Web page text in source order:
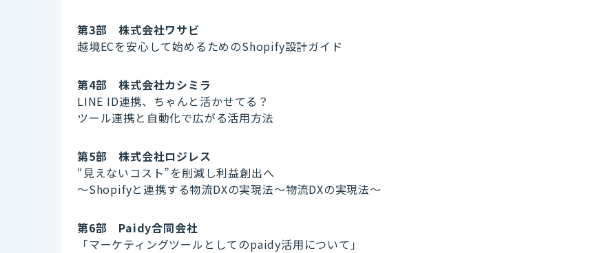
第3部 株式会社ワサビ
越境ECを安心して始めるためのShopify設計ガイド
第4部 株式会社カシミラ
LINE ID連携、ちゃんと活かせてる？
ツール連携と自動化で広がる活用方法
第5部 株式会社ロジレス
“見えないコスト”を削減し利益創出へ
～Shopifyと連携する物流DXの実現法～物流DXの実現法～
第6部 Paidy合同会社
「マーケティングツールとしてのpaidy活用について」